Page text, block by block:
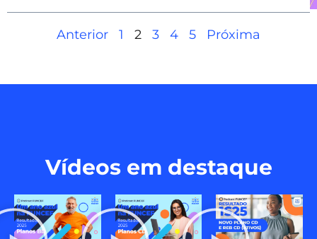
Anterior 1 2 3 4 5 Próxima
Vídeos em destaque